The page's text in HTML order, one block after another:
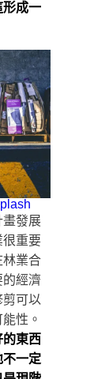
形成一
畫發展
很重要
林業合
經濟
可以
性。
的東西
不一定